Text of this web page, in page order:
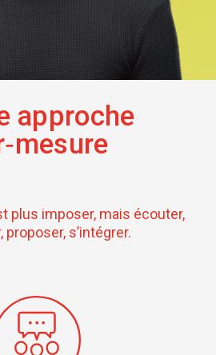
approche
plus imposer, mais écouter,
proposer, s’intégrer.